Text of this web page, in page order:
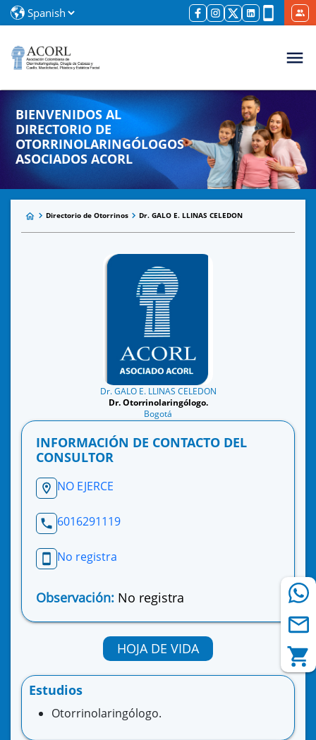
BIENVENIDOS AL
DIRECTORIO DE
OTORRINOLARINGÓLOGOS
ASOCIADOS ACORL
Directorio de Otorrinos Dr. GALO E. LLINAS CELEDON
Dr. GALO E. LLINAS CELEDON
Dr. Otorrinolaringólogo.
Bogotá
INFORMACIÓN DE CONTACTO DEL
CONSULTOR
NO EJERCE
6016291119
No registra
Observación: No registra
HOJA DE VIDA
Estudios
Otorrinolaringólogo.